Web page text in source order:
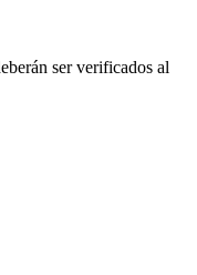
ser verificados al